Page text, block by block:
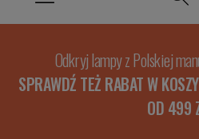
Odkryj lampy z Polskiej
SPRAWDŹ TEŻ RABAT W
OD 499